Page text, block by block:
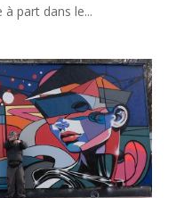
part dans le...